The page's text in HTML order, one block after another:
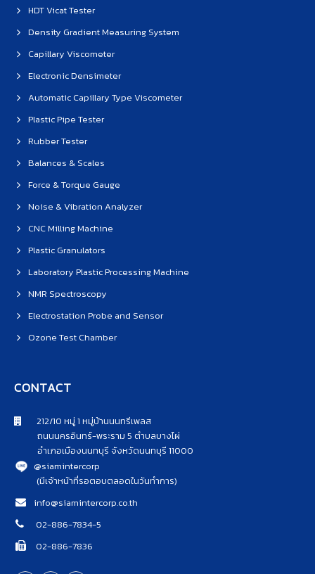
HDT Vicat Tester
Density Gradient Measuring System
Capillary Viscometer
Electronic Densimeter
Automatic Capillary Type Viscometer
Plastic Pipe Tester
Rubber Tester
Balances & Scales
Force & Torque Gauge
Noise & Vibration Analyzer
CNC Milling Machine
Plastic Granulators
Laboratory Plastic Processing Machine
NMR Spectroscopy
Electrostation Probe and Sensor
Ozone Test Chamber
CONTACT
212/10 หมู่ 1 หมู่บ้านนนทรีเพลส
ถนนนครอินทร์-พระราม 5 ตำบลบางไผ่
อำเภอเมืองนนทบุรี จังหวัดนนทบุรี 11000
@siamintercorp
(มีเจ้าหน้าที่รอตอบตลอดในวันทำการ)
info@siamintercorp.co.th
02-886-7834-5
02-886-7836